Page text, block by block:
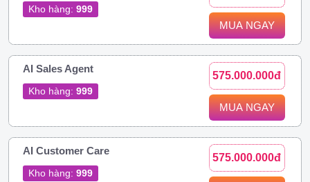
Kho hàng: 999
MUA NGAY
AI Sales Agent
Kho hàng: 999
575.000.000đ
MUA NGAY
AI Customer Care
Kho hàng: 999
575.000.000đ